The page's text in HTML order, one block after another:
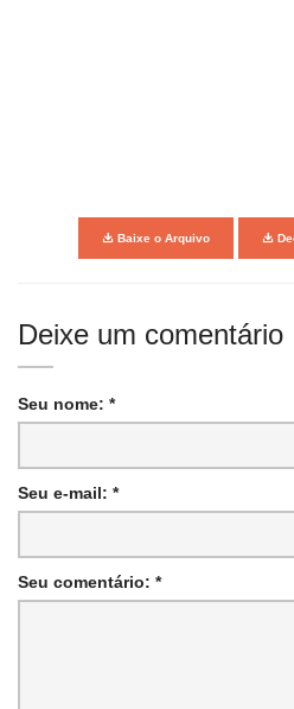
Baixe o Arquivo
Deixe um comentário
Seu nome: *
Seu e-mail: *
Seu comentário: *